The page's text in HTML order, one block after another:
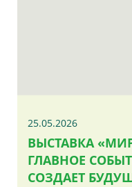
25.05.2026
ВЫСТАВКА
ГЛАВНОЕ
СОЗДАЕТ